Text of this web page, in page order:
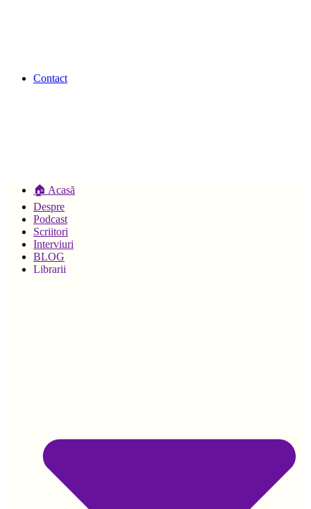
Contact
🏠 Acasă
Despre
Podcast
Scriitori
Interviuri
BLOG
Librarii